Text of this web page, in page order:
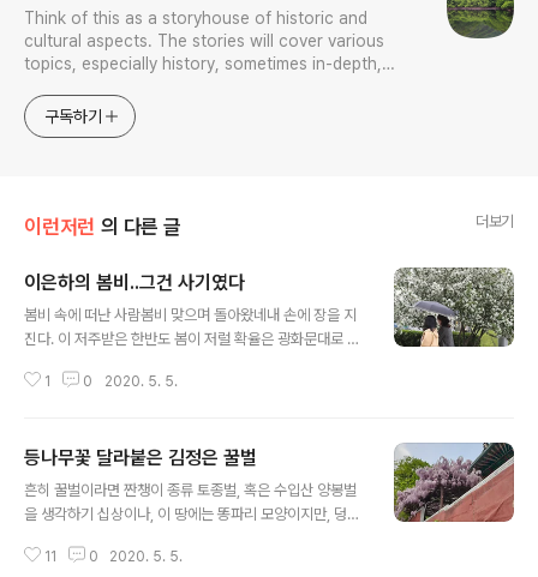
Think of this as a storyhouse of historic and
cultural aspects. The stories will cover various
topics, especially history, sometimes in-depth,
approach will be to resist any common sense or
generalized viewpoint
구독하기
이런저런 의 다른 글 더보기
이은하의 봄비..그건 사기였다
봄비 속에 떠난 사람봄비 맞으며 돌아왔네내 손에 장을 지
진다. 이 저주받은 한반도 봄이 저럴 확율은 광화문대로 걷
도가 언제 질퍽한 봄이 있었단 말인가?고양이 오줌보다 적
장작 붙은 불길이다.봄이면 산하가 탄다.그렇게 질긴 봄을
이어왔다.봄은 쟁투하는 괴물이다.그런 봄이 간다.타는 목
마름으로 봄은 간다.여름이 와야 한반도는 비로소 물컹한
풍, 저주받은 한반도의 표상 봄가뭄 가을태풍, 저주받은 한
1 0 2020. 5. 5.
등나무꽃 달라붙은 김정은 꿀벌
흔히 꿀벌이라면 짠챙이 종류 토종벌, 혹은 수입산 양봉벌
을 생각하기 십상이나, 이 땅에는 똥파리 모양이지만, 덩치
정은이라, 나는 폼새는 김정은이 날개 달았다 생각하면 이
11 0 2020. 5. 5.